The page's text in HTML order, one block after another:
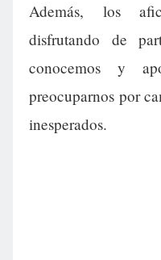
Además, los
disfrutando de
conocemos y
preocuparnos por
inesperados.